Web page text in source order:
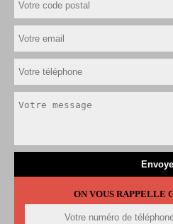
ON VOUS RAPPELLE